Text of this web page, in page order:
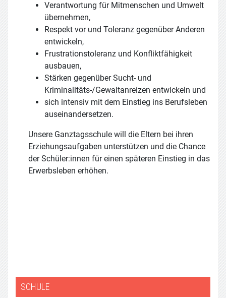
SCHULE
Verantwortung für Mitmenschen und Umwelt
übernehmen,
Respekt vor und Toleranz gegenüber Anderen
entwickeln,
Frustrationstoleranz und Konfliktfähigkeit
ausbauen,
Stärken gegenüber Sucht- und
Kriminalitäts-/Gewaltanreizen entwickeln und
sich intensiv mit dem Einstieg ins Berufsleben
auseinandersetzen.
Unsere Ganztagsschule will die Eltern bei ihren
Erziehungsaufgaben unterstützen und die Chance
der Schüler:innen für einen späteren Einstieg in das
Erwerbsleben erhöhen.